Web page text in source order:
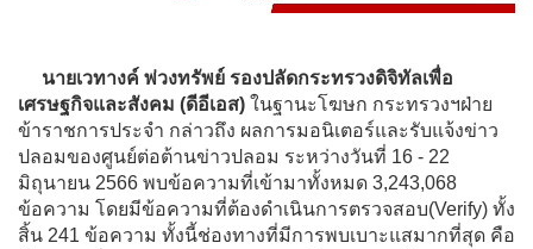
นายเวทางค์ พ่วงทรัพย์ รองปลัดกระทรวงดิจิทัลเพื่อ
เศรษฐกิจและสังคม (ดีอีเอส) ในฐานะโฆษก กระทรวงฯฝ่าย
ข้าราชการประจำ กล่าวถึง ผลการมอนิเตอร์และรับแจ้งข่าว
ปลอมของศูนย์ต่อต้านข่าวปลอม ระหว่างวันที่ 16 - 22
มิถุนายน 2566 พบข้อความที่เข้ามาทั้งหมด 3,243,068
ข้อความ โดยมีข้อความที่ต้องดำเนินการตรวจสอบ(Verify) ทั้ง
สิ้น 241 ข้อความ ทั้งนี้ช่องทางที่มีการพบเบาะแสมากที่สุด คือ